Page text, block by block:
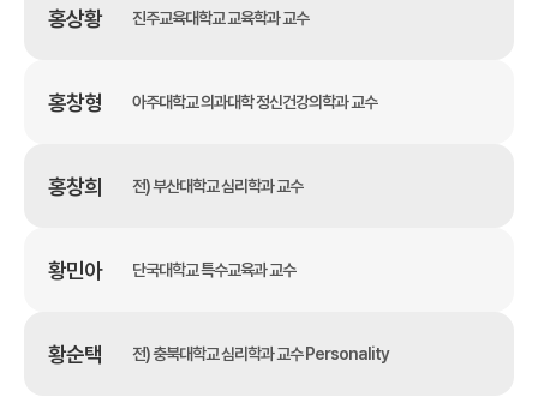
홍상황 진주교육대학교 교육학과 교수
홍창형 아주대학교 의과대학 정신건강의학과 교수
홍창희 전) 부산대학교 심리학과 교수
황민아 단국대학교 특수교육과 교수
황순택 전) 충북대학교 심리학과 교수 Personality